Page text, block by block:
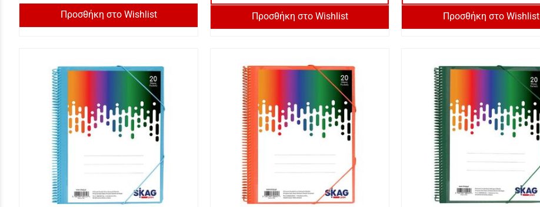
Προσθήκη στο Wishlist Προσθήκη στο Wishlist Προσθήκη στο Wishlist